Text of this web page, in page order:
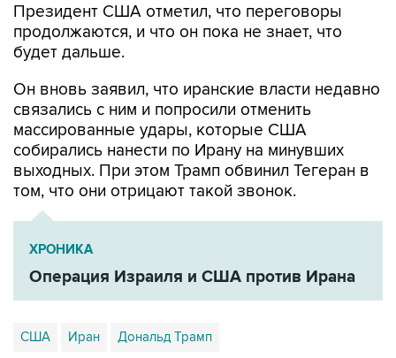
Президент США отметил, что переговоры
продолжаются, и что он пока не знает, что
будет дальше.
Он вновь заявил, что иранские власти недавно
связались с ним и попросили отменить
массированные удары, которые США
собирались нанести по Ирану на минувших
выходных. При этом Трамп обвинил Тегеран в
том, что они отрицают такой звонок.
ХРОНИКА
Операция Израиля и США против Ирана
США Иран Дональд Трамп